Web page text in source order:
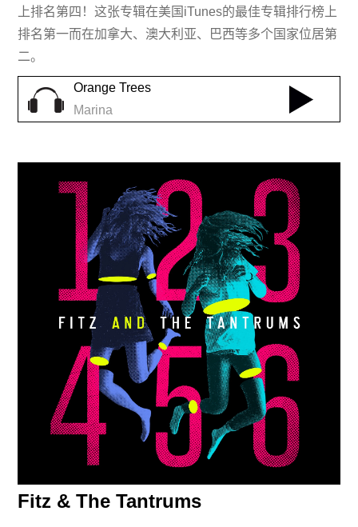
上排名第四！这张专辑在美国iTunes的最佳专辑排行榜上
排名第一而在加拿大、澳大利亚、巴西等多个国家位居第
二。
Orange Trees
Marina
Fitz & The Tantrums